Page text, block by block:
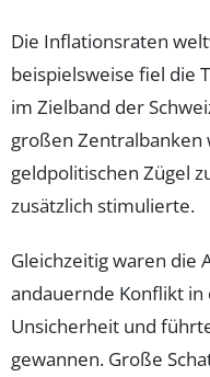
Die Inflationsraten
beispielsweise fiel die
im Zielband der
großen Zentralbanken
geldpolitischen Zügel
zusätzlich stimulierte.
Gleichzeitig waren die
andauernde Konflikt
Unsicherheit und
gewannen. Große